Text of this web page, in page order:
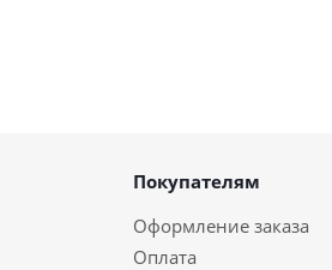
Покупателям
Оформление заказа
Оплата